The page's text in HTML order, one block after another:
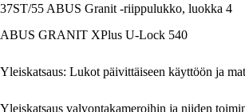
37ST/55 ABUS Granit -riippulukko, luokka 4
ABUS GRANIT XPlus U-Lock 540
Yleiskatsaus: Lukot päivittäiseen käyttöön ja
Yleiskatsaus valvontakameroihin ja niiden